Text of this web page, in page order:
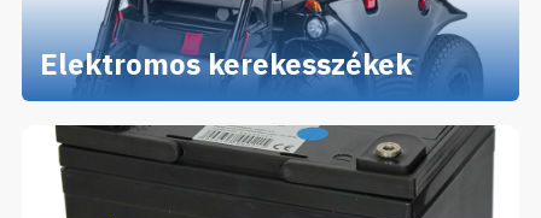
Elektromos kerekesszékek